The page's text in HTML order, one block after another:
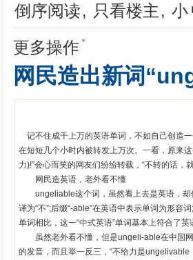
倒序阅读, 只看楼主 , 小
更多操作 ▼
网民造出新词
记不住成千上万的英语单词，不如自己创造
在短短几个小时内被转发上万次。一看，原来
力)!”会心而笑的网友们纷纷转载，“不转的话，
网民造英语，老外看不懂
ungeliable这个词，虽然看上去是英语，却
译为“不”;后缀“-able”在英语中表示单词为形容
单词相比，这一“中式英语”单词基本上符合了
虽然老外看不懂，但是ungeli-able在中国网
的发音，而且举一反三，“不给力是